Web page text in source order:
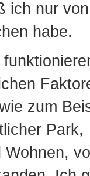
ich nur
habe.
zum
Park,